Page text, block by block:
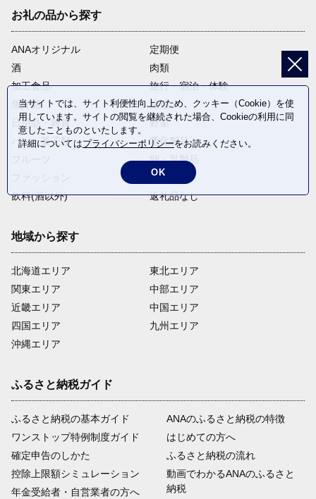
となり行うまちおこし事業等に係
る事業に寄附金を活用する補助金
します。
16
【後野区】ふるさと応援プロジェ
後野区を直接選択して応援するこ
とができる事業です。 地域が主体
となり行うまちおこし事業等に係
る事業に寄附金を活用する補助金
制度によって後野区の活動を支援
17
【与謝区】ふるさと応援プロジェ
クト
与謝区を直接選択して応援するこ
となり行うまちおこし事業等に係
る事業に寄附金を活用する補助金
滝区を直接選択して応援すること
ができる事業です。 地域が主体と
なり行うまちおこし事業等に係る
度によって滝区の活動を支援しま
す。
お礼の品から探す
ANAオリジナル
定期便
酒
肉類
加工食品
旅行・宿泊・体験
魚介類
麺類
日用品・雑貨
野菜
パン・菓子類
電化製品
卵・乳製品
米・穀物
飲料(酒以外)
返礼品なし
地域から探す
北海道エリア
関東エリア
近畿エリア
四国エリア
沖縄エリア
東北エリア
中部エリア
中国エリア
九州エリア
ふるさと納税ガイド
ふるさと納税の基本ガイド
ワンストップ特例制度ガイド
確定申告のしかた
控除上限額シミュレーション
年金受給者・自営業者の方へ
ANAのふるさと納税の特徴
はじめての方へ
ふるさと納税の流れ
動画でわかるANAのふるさと
納税
当サイトでは、サイト利便性向上のため、クッキー（Cookie）を使
用しています。サイトの閲覧を継続された場合、Cookieの利用に同
意したことものといたします。
詳細についてはプライバシーポリシーをお読みください。
OK